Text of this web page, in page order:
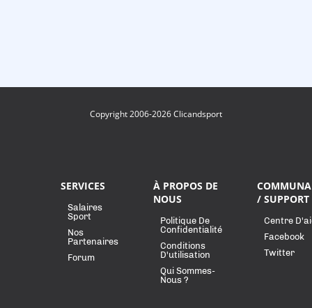
Copyright 2006-2026 Clicandsport
SERVICES
Salaires
Sport
Nos
Partenaires
Forum
À PROPOS DE
NOUS
Politique De
Confidentialité
Conditions
D'utilisation
Qui Sommes-
Nous ?
/ SUPPORT
Centre
Facebook
Twitter